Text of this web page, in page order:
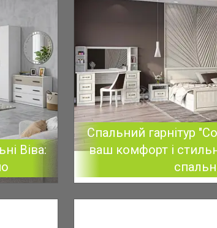
Віва:
Спальний гарнітур
ваш комфорт і